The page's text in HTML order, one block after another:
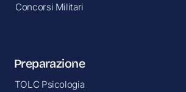
Concorsi Militari
Preparazione
TOLC Psicologia